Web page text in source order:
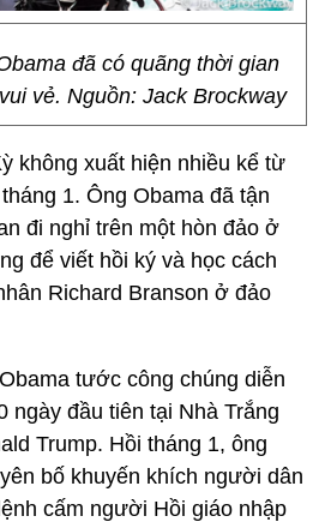
đã có quãng thời gian
vẻ. Nguồn: Jack Brockway
không xuất hiện nhiều kể từ
1. Ông Obama đã tận
đi nghỉ trên một hòn đảo ở
để viết hồi ký và học cách
Richard Branson ở đảo
tước công chúng diễn
ngày đầu tiên tại Nhà Trắng
Trump. Hồi tháng 1, ông
bố khuyến khích người dân
cấm người Hồi giáo nhập